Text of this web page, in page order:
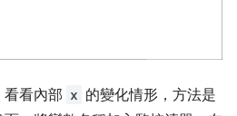
看內部 x 的變化情形，方法是